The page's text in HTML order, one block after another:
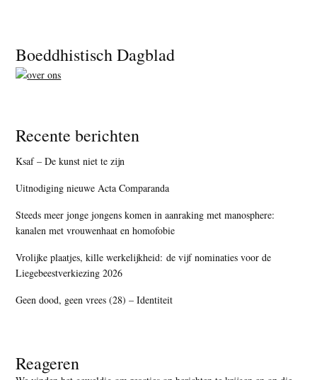
Footer
Boeddhistisch Dagblad
Recente berichten
Ksaf – De kunst niet te zijn
Uitnodiging nieuwe Acta Comparanda
Steeds meer jonge jongens komen in aanraking met manosphere:
kanalen met vrouwenhaat en homofobie
Vrolijke plaatjes, kille werkelijkheid: de vijf nominaties voor de
Liegebeestverkiezing 2026
Geen dood, geen vrees (28) – Identiteit
Reageren